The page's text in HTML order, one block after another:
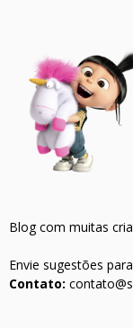
Blog com muitas
Envie sugestões
Contato: